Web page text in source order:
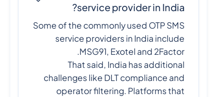
service provider in India?
Some of the commonly used OTP SMS
service providers in India include
MSG91, Exotel and 2Factor.
That said, India has additional
challenges like DLT compliance and
operator filtering. Platforms that